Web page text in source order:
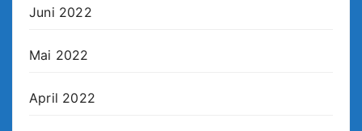
Juni 2022
Mai 2022
April 2022